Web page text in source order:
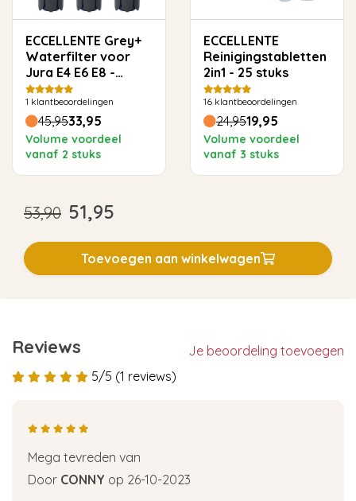
ECCELLENTE Grey+
Waterfilter voor
Jura E4 E6 E8 -
Voordeelverpakking
1 klantbeoordelingen
45,9533,95
Volume voordeel
vanaf 2 stuks
ECCELLENTE
Reinigingstabletten
2in1 - 25 stuks
16 klantbeoordelingen
24,9519,95
Volume voordeel
vanaf 3 stuks
53,90 51,95
Toevoegen aan winkelwagen
Reviews
Je beoordeling toevoegen
5/5 (1 reviews)
Mega tevreden van
Door CONNY op 26-10-2023